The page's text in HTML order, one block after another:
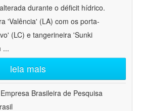
durante o déficit hídrico.
'Valência' (LA) com os porta-
(LC) e tangerineira 'Sunki
...
leia mais
Empresa Brasileira de Pesquisa